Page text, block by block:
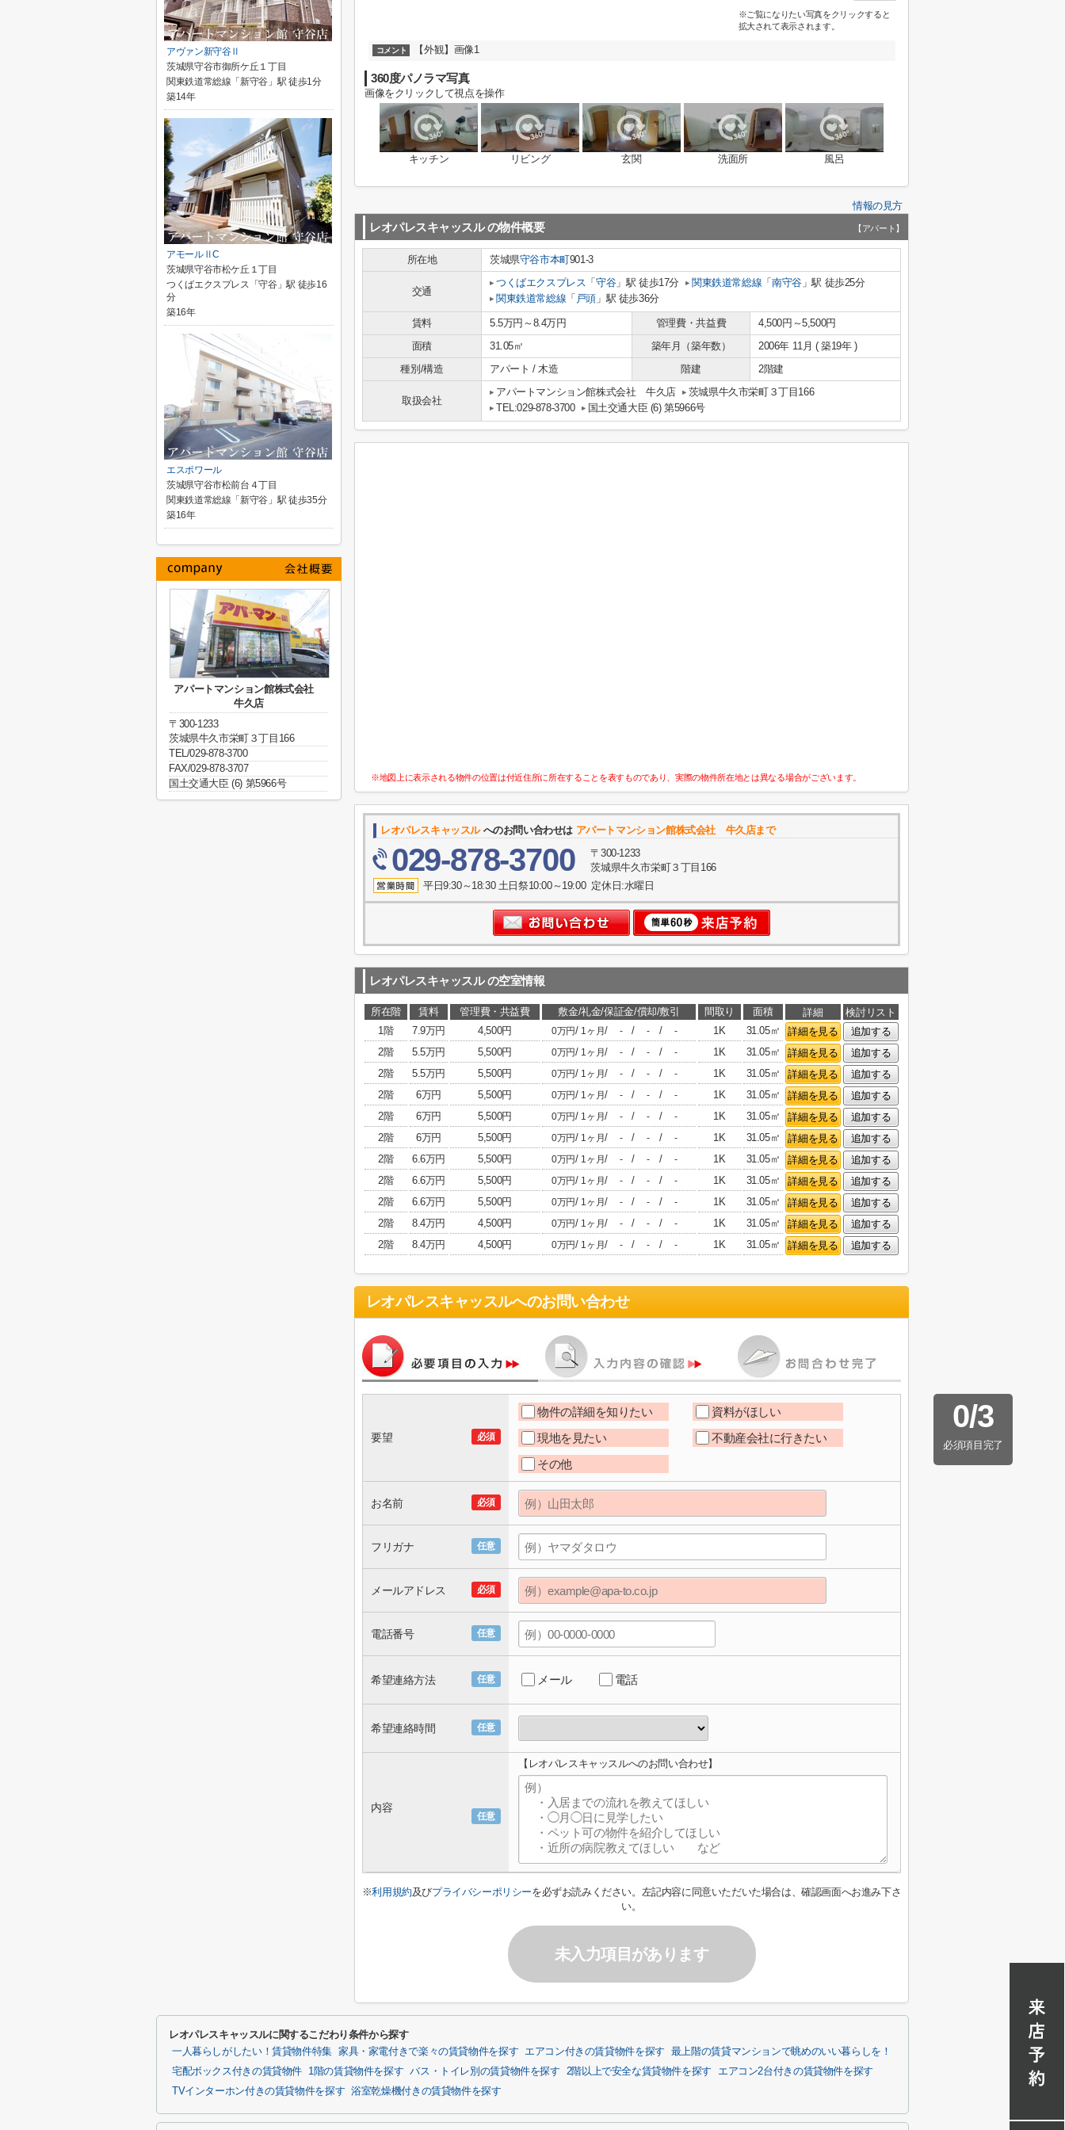
※ご覧になりたい写真をクリックすると
拡大されて表示されます。
コメント 【外観】画像1
360度パノラマ写真
画像をクリックして視点を操作
キッチン リビング 玄関 洗面所 風呂
情報の見方
レオパレスキャッスル の物件概要 【アパート】
所在地 茨城県守谷市本町901-3
交通
つくばエクスプレス 「守谷」駅 徒歩17分 関東鉄道常総線 「 南守谷」駅 徒歩25分
関東鉄道常総線 「 戸頭 」駅 徒歩36分
賃料 5.5万円～8.4万円 管理費・共益費
4,500円～5,500円
面積
31.05㎡ 築年月（築年数）
2006年 11月 ( 築19年 )
種別/構造
アパート / 木造 階建 2階建
取扱会社
アパートマンション館株式会社 牛久店
茨城県牛久市栄町３丁目166
TEL:029-878-3700
国土交通大臣 (6) 第5966号
※地図上に表示される物件の位置は付近住所に所在することを表すものであり、実際の物件所在地とは異なる場合がございます。
レオパレスキャッスルへのお問い合わせは アパートマンション館株式会社 牛久店まで
029-878-3700
〒300-1233
茨城県牛久市栄町３丁目166
平日9:30～18:30 土日祭10:00～19:00 定休日:水曜日
レオパレスキャッスル の空室情報
所在階 賃料 管理費・共益費 敷金/礼金/保証金/償却/敷引 間取り 面積 詳細
検討リスト
1階
7.9万円 4,500円 0万円/ 1ヶ月/ - / - / - 1K 31.05㎡ 詳細を見る
追加する
2階
5.5万円 5,500円 0万円/ 1ヶ月/ - / - / - 1K 31.05㎡ 詳細を見る
追加する
2階
5.5万円 5,500円 0万円/ 1ヶ月/ - / - / - 1K 31.05㎡ 詳細を見る
追加する
2階
6万円 5,500円 0万円/ 1ヶ月/ - / - / - 1K 31.05㎡ 詳細を見る
追加する
2階
6万円 5,500円 0万円/ 1ヶ月/ - / - / - 1K 31.05㎡ 詳細を見る
追加する
2階
6万円 5,500円 0万円/ 1ヶ月/ - / - / - 1K 31.05㎡ 詳細を見る
追加する
2階
6.6万円 5,500円 0万円/ 1ヶ月/ - / - / - 1K 31.05㎡ 詳細を見る
追加する
2階
6.6万円 5,500円 0万円/ 1ヶ月/ - / - / - 1K 31.05㎡ 詳細を見る
追加する
2階
6.6万円 5,500円 0万円/ 1ヶ月/ - / - / - 1K 31.05㎡ 詳細を見る
追加する
2階
8.4万円 4,500円 0万円/ 1ヶ月/ - / - / - 1K 31.05㎡ 詳細を見る
追加する
2階
8.4万円 4,500円 0万円/ 1ヶ月/ - / - / - 1K 31.05㎡ 詳細を見る 追加する
レオパレスキャッスルへのお問い合わせ
0/3
必須項目完了
必須
要望
物件の詳細を知りたい
資料がほしい
現地を見たい
不動産会社に行きたい
その他
必須
お名前
任意
フリガナ
必須
メールアドレス
任意
電話番号
任意
希望連絡方法 メール 電話
任意
希望連絡時間
任意
内容
【レオパレスキャッスルへのお問い合わせ】
※利用規約及びプライバシーポリシーを必ずお読みください。左記内容に同意いただいた場合は、確認画面へお進み下さ
い。
未入力項目があります
アヴァン新守谷Ⅱ
茨城県守谷市御所ケ丘１丁目
関東鉄道常総線「新守谷」駅 徒歩1分
築14年
アモールⅡC
茨城県守谷市松ケ丘１丁目
つくばエクスプレス「守谷」駅 徒歩16
分
築16年
エスポワール
茨城県守谷市松前台４丁目
関東鉄道常総線「新守谷」駅 徒歩35分
築16年
アパートマンション館株式会社
牛久店
〒300-1233
茨城県牛久市栄町３丁目166
TEL/029-878-3700
FAX/029-878-3707
国土交通大臣 (6) 第5966号
レオパレスキャッスルに関するこだわり条件から探す
一人暮らしがしたい！賃貸物件特集 家具・家電付きで楽々の賃貸物件を探す エアコン付きの賃貸物件を探す
最上階の賃貸マンションで眺めのいい暮らしを！
宅配ボックス付きの賃貸物件
1階の賃貸物件を探す バス・トイレ別の賃貸物件を探す 2階以上で安全な賃貸物件を探す
エアコン2台付きの賃貸物件を探す
TVインターホン付きの賃貸物件を探す 浴室乾燥機付きの賃貸物件を探す